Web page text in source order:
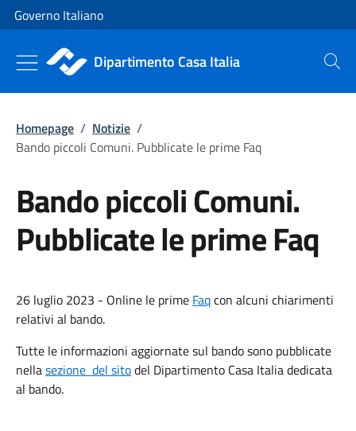
Vai al contenuto
Vai alla navigazione del sito
Governo Italiano
Dipartimento Casa Italia Cerca
Homepage / Notizie /
Bando piccoli Comuni. Pubblicate le prime Faq
Bando piccoli Comuni.
Pubblicate le prime Faq
26 luglio 2023 - Online le prime Faqcon alcuni chiarimenti
relativi al bando.
Tutte le informazioni aggiornate sul bando sono pubblicate
nellasezione del sitodel Dipartimento Casa Italia dedicata
al bando.